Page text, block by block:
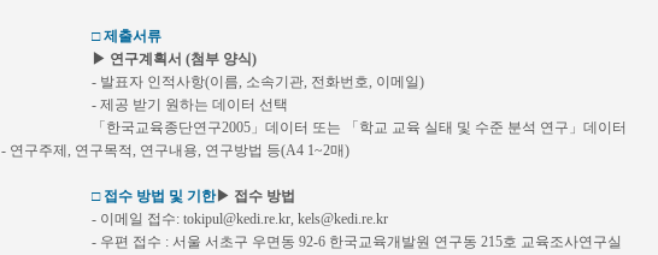
□ 제출서류
▶ 연구계획서 (첨부 양식)
- 발표자 인적사항(이름, 소속기관, 전화번호, 이메일)
- 제공 받기 원하는 데이터 선택
「한국교육종단연구2005」데이터 또는 「학교 교육 실태 및 수준 분석 연구」데이터
- 연구주제, 연구목적, 연구내용, 연구방법 등(A4 1~2매)
□ 접수 방법 및 기한▶ 접수 방법
- 이메일 접수: tokipul@kedi.re.kr, kels@kedi.re.kr
- 우편 접수 : 서울 서초구 우면동 92-6 한국교육개발원 연구동 215호 교육조사연구실